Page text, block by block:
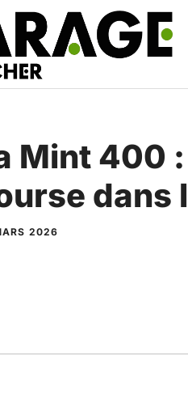
Mint 400
dans
2026